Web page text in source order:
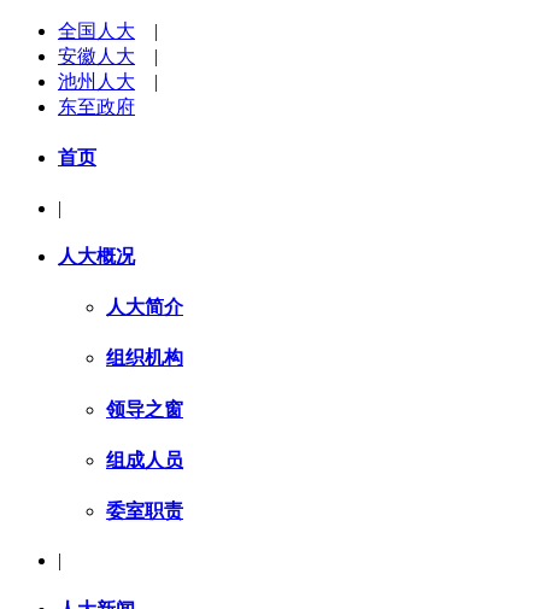
全国人大 |
安徽人大 |
池州人大 |
东至政府
首页
|
人大概况
人大简介
组织机构
领导之窗
组成人员
委室职责
|